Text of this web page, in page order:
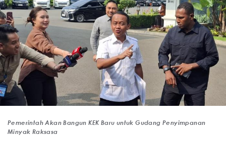
Pemerintah Akan Bangun KEK Baru untuk Gudang Penyimpanan
Minyak Raksasa